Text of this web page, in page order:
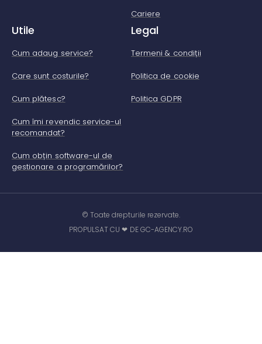
Cariere
Utile
Cum adaug service?
Care sunt costurile?
Cum plătesc?
Cum îmi revendic service-ul
recomandat?
Cum obțin software-ul de
gestionare a programărilor?
Legal
Termeni & condiții
Politica de cookie
Politica GDPR
© Toate drepturile rezervate.
PROPULSAT CU ❤ DE GC-AGENCY.RO